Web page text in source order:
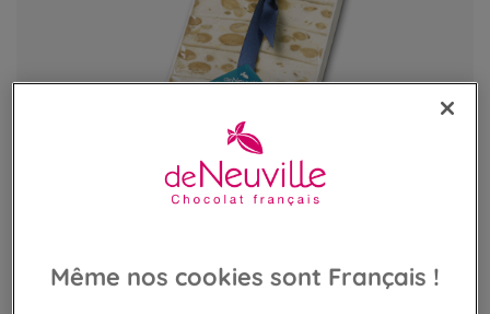
Réglette de 28 nougats de Montélimar
Même nos cookies sont Français !